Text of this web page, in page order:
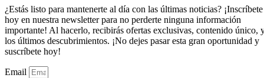
¿Estás listo para mantenerte al día con las últimas noticias? ¡Inscríbete
hoy en nuestra newsletter para no perderte ninguna información
importante! Al hacerlo, recibirás ofertas exclusivas, contenido único,
los últimos descubrimientos. ¡No dejes pasar esta gran oportunidad y
suscríbete hoy!
Email